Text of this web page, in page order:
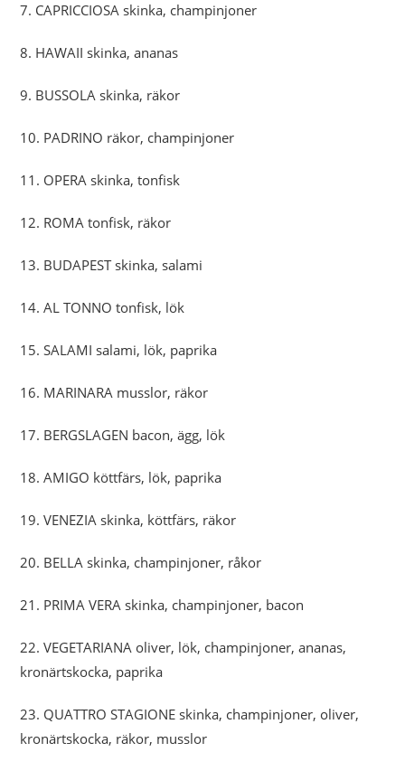
7. CAPRICCIOSA skinka, champinjoner
8. HAWAII skinka, ananas
9. BUSSOLA skinka, räkor
10. PADRINO räkor, champinjoner
11. OPERA skinka, tonfisk
12. ROMA tonfisk, räkor
13. BUDAPEST skinka, salami
14. AL TONNO tonfisk, lök
15. SALAMI salami, lök, paprika
16. MARINARA musslor, räkor
17. BERGSLAGEN bacon, ägg, lök
18. AMIGO köttfärs, lök, paprika
19. VENEZIA skinka, köttfärs, räkor
20. BELLA skinka, champinjoner, råkor
21. PRIMA VERA skinka, champinjoner, bacon
22. VEGETARIANA oliver, lök, champinjoner, ananas,
kronärtskocka, paprika
23. QUATTRO STAGIONE skinka, champinjoner, oliver,
kronärtskocka, räkor, musslor